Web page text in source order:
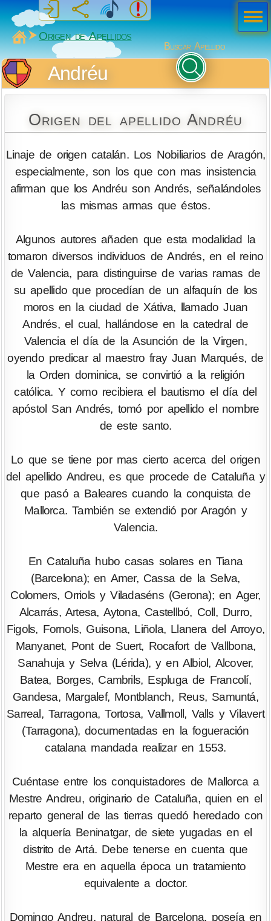
MiSabueso
Origen de Apellidos
Buscar Apellido
Andréu
Origen del apellido Andréu
Linaje de origen catalán. Los Nobiliarios de Aragón,
especialmente, son los que con mas insistencia
afirman que los Andréu son Andrés, señalándoles
las mismas armas que éstos.
Algunos autores añaden que esta modalidad la
tomaron diversos individuos de Andrés, en el reino
de Valencia, para distinguirse de varias ramas de
su apellido que procedían de un alfaquín de los
moros en la ciudad de Xátiva, llamado Juan
Andrés, el cual, hallándose en la catedral de
Valencia el día de la Asunción de la Virgen,
oyendo predicar al maestro fray Juan Marqués, de
la Orden dominica, se convirtió a la religión
católica. Y como recibiera el bautismo el día del
apóstol San Andrés, tomó por apellido el nombre
de este santo.
Lo que se tiene por mas cierto acerca del origen
del apellido Andreu, es que procede de Cataluña y
que pasó a Baleares cuando la conquista de
Mallorca. También se extendió por Aragón y
Valencia.
En Cataluña hubo casas solares en Tiana
(Barcelona); en Amer, Cassa de la Selva,
Colomers, Orriols y Viladaséns (Gerona); en Ager,
Alcarrás, Artesa, Aytona, Castellbó, Coll, Durro,
Figols, Fornols, Guisona, Liñola, Llanera del Arroyo,
Manyanet, Pont de Suert, Rocafort de Vallbona,
Sanahuja y Selva (Lérida), y en Albiol, Alcover,
Batea, Borges, Cambrils, Espluga de Francolí,
Gandesa, Margalef, Montblanch, Reus, Samuntá,
Sarreal, Tarragona, Tortosa, Vallmoll, Valls y Vilavert
(Tarragona), documentadas en la fogueración
catalana mandada realizar en 1553.
Cuéntase entre los conquistadores de Mallorca a
Mestre Andreu, originario de Cataluña, quien en el
reparto general de las tierras quedó heredado con
la alquería Beninatgar, de siete yugadas en el
distrito de Artá. Debe tenerse en cuenta que
Mestre era en aquella época un tratamiento
equivalente a doctor.
Domingo Andreu, natural de Barcelona, poseía en
Men
ú